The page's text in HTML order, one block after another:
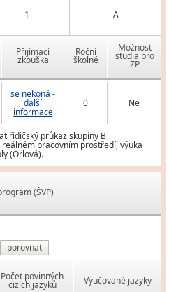
1 A
Přijímací
zkouška
Roční
školné
Možnost
studia pro
ZP
se nekoná -
další
informace
0 Ne
řidičský průkaz skupiny B
pracovním prostředí, výuka
(Orlová).
(ŠVP)
porovnat
Počet povinných
cizích jazyků Vyučované jazyky